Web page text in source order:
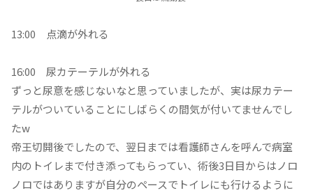
13:00 点滴が外れる
16:00 尿カテーテルが外れる
ずっと尿意を感じないなと思っていましたが、実は尿カテー
テルがついていることにしばらくの間気が付いてませんでし
たw
帝王切開後でしたので、翌日までは看護師さんを呼んで病室
内のトイレまで付き添ってもらってい、術後3日目からはノロ
ノロではありますが自分のペースでトイレにも行けるように